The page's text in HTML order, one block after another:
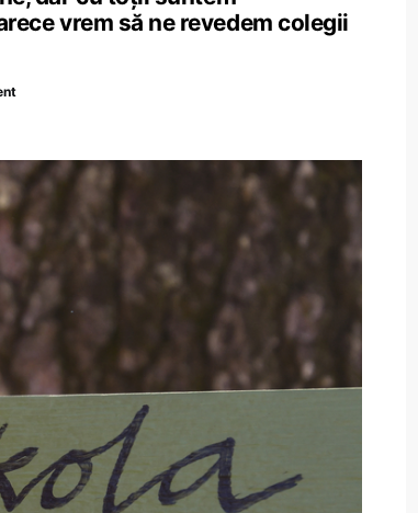
vrem să ne revedem colegii